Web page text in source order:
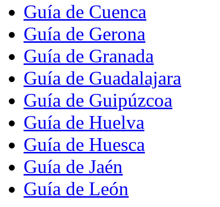
Guía de Cuenca
Guía de Gerona
Guía de Granada
Guía de Guadalajara
Guía de Guipúzcoa
Guía de Huelva
Guía de Huesca
Guía de Jaén
Guía de León